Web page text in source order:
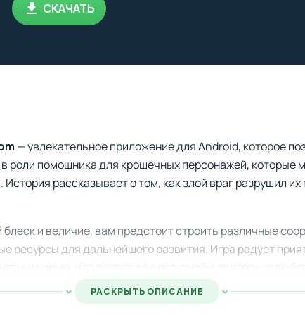
СКАЧАТЬ
— увлекательное приложение для Android, которое
роли помощника для крошечных персонажей, которые
История рассказывает о том, как злой враг разрушил
и величие, вам предстоит строить различные
ресурсы для дальнейшего развития. Игра радует
РАСКРЫТЬ ОПИСАНИЕ